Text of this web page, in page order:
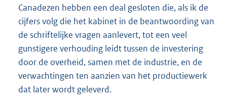
Canadezen hebben een deal gesloten die, als ik de
cijfers volg die het kabinet in de beantwoording van
de schriftelijke vragen aanlevert, tot een veel
gunstigere verhouding leidt tussen de investering
door de overheid, samen met de industrie, en de
verwachtingen ten aanzien van het productiewerk
dat later wordt geleverd.